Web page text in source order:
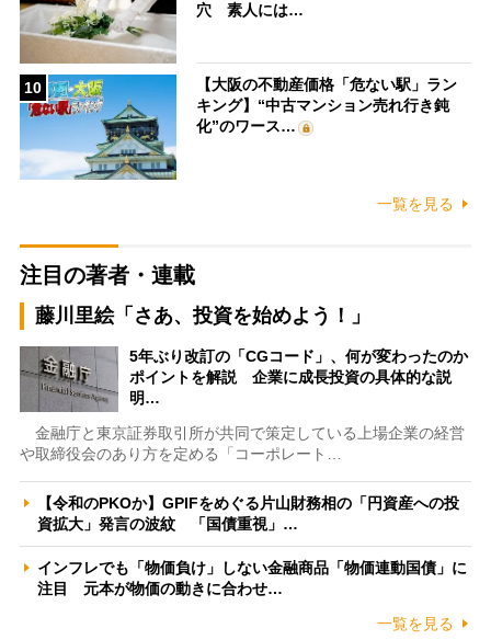
穴 素人には…
10
【大阪の不動産価格「危ない駅」ラン
キング】“中古マンション売れ行き鈍
化”のワース…
一覧を見る
注目の著者・連載
藤川里絵「さあ、投資を始めよう！」
5年ぶり改訂の「CGコード」、何が変わったのか
ポイントを解説 企業に成長投資の具体的な説
明…
金融庁と東京証券取引所が共同で策定している上場企業の経営
や取締役会のあり方を定める「コーポレート…
【令和のPKOか】GPIFをめぐる片山財務相の「円資産への投
資拡大」発言の波紋 「国債重視」…
インフレでも「物価負け」しない金融商品「物価連動国債」に
注目 元本が物価の動きに合わせ…
一覧を見る